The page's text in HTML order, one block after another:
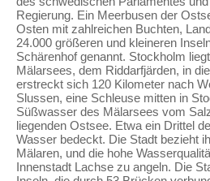
Regierung. Ein Meerbusen der
Osten mit zahlreichen Buchten,
24.000 größeren und kleineren
Schärenhof genannt. Stockholm
Mälarsees, dem Riddarfjärden, in
erstreckt sich 120 Kilometer nach
Slussen, eine Schleuse mitten in
Süßwasser des Mälarsees vom
liegenden Ostsee. Etwa ein Drittel
Wasser bedeckt. Die Stadt bezieht
Mälaren, und die hohe
Innenstadt Lachse zu angeln. Die